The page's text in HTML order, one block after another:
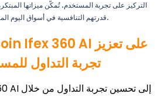
التركيز على تجربة المستخدم. تُمكّن ميزاتها
قدرتهم التنافسية في أسواق اليوم المتغيرة باستمرار.
تجربة التداول